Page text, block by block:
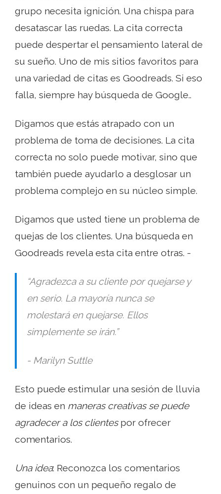
grupo necesita ignición. Una chispa para
desatascar las ruedas. La cita correcta
puede despertar el pensamiento lateral de
su sueño. Uno de mis sitios favoritos para
una variedad de citas es Goodreads. Si eso
falla, siempre hay búsqueda de Google..
Digamos que estás atrapado con un
problema de toma de decisiones. La cita
correcta no solo puede motivar, sino que
también puede ayudarlo a desglosar un
problema complejo en su núcleo simple.
Digamos que usted tiene un problema de
quejas de los clientes. Una búsqueda en
Goodreads revela esta cita entre otras. -
“Agradezca a su cliente por quejarse y
en serio. La mayoría nunca se
molestará en quejarse. Ellos
simplemente se irán.”
- Marilyn Suttle
Esto puede estimular una sesión de lluvia
de ideas en maneras creativas se puede
agradecer a los clientespor ofrecer
comentarios.
Una idea: Reconozca los comentarios
genuinos con un pequeño regalo de